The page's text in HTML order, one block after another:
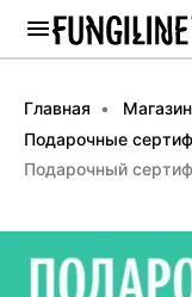
Главная Магазин
Подарочные
Подарочный